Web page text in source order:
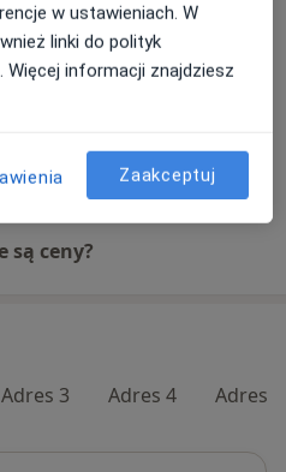
wizyta)
są ceny?
Adres 3 Adres 4 Adres 5
w ustawieniach. W
linki do polityk
informacji znajdziesz
Zaakceptuj